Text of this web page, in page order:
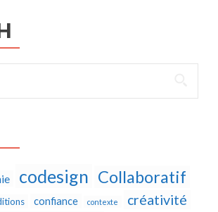
codesign Collaboratif
confiance contexte créativité